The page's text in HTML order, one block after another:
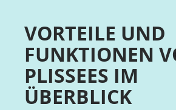
VORTEILE UND
FUNKTIONEN
PLISSEES IM
ÜBERBLICK